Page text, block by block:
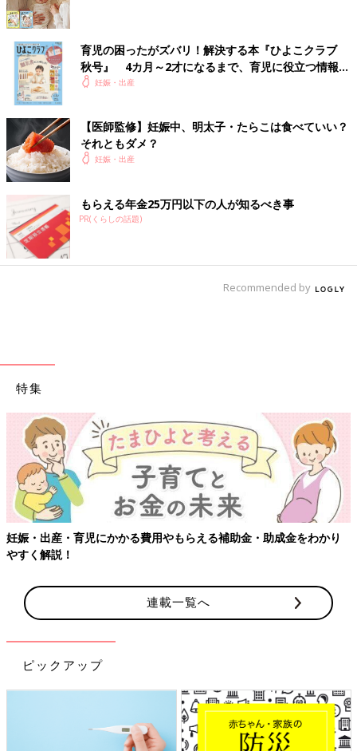
育児の困ったがズバリ！解決する本『ひよこクラブ
秋号』 4カ月～2才になるまで、育児に役立つ情報が
いっぱい！
妊娠・出産
【医師監修】妊娠中、明太子・たらこは食べていい？
それともダメ？
妊娠・出産
もらえる年金25万円以下の人が知るべき事
PR(くらしの話題)
Recommended by
特集
【ワクチン接種できるものも】妊婦の感染症対策、知っておいて
連載一覧へ
ピックアップ